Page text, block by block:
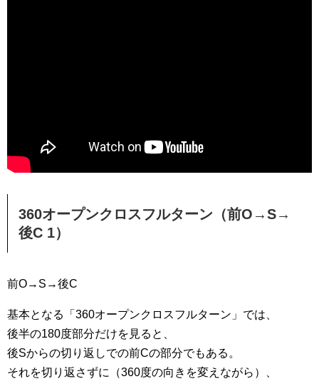
360オープンクロスフルターン（前O→S→
後C 1）
前O→S→後C
基本となる「360オープンクロスフルターン」では、
後半の180度部分だけを見ると、
後Sからの切り返しでの前Cの部分でもある。
それを切り返さずに（360度の向きを変えながら）、